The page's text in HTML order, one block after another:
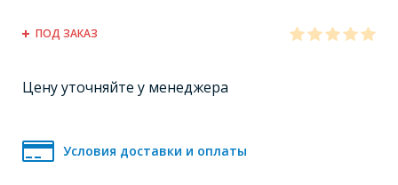
ПОД ЗАКАЗ
Цену уточняйте у менеджера
Условия доставки и оплаты